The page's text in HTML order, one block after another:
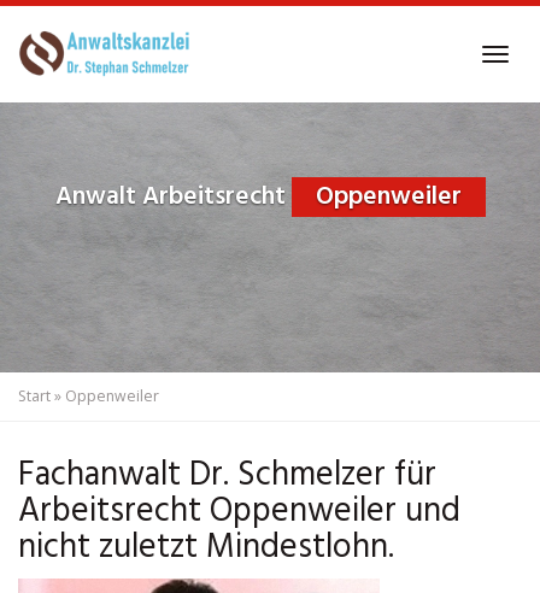
to
Anwalt Arbeitsrecht Oppenweiler
Start» Oppenweiler
Fachanwalt Dr. Schmelzer für
Arbeitsrecht Oppenweiler und
nicht zuletzt Mindestlohn.